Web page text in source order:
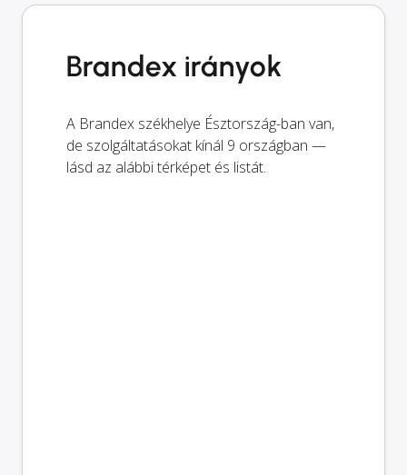
Brandex irányok
A Brandex székhelye Észtország-ban van,
de szolgáltatásokat kínál 9 országban —
lásd az alábbi térképet és listát.